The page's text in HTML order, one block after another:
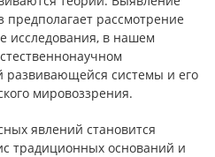
предполагает рассмотрение
исследования, в нашем
развивающейся системы и его
мировоззрения.
явлений становится
традиционных оснований и